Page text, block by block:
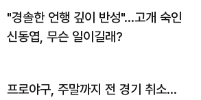
"경솔한 언행 깊이 반성"…고개 숙인
신동엽, 무슨 일이길래?
프로야구, 주말까지 전 경기 취소…